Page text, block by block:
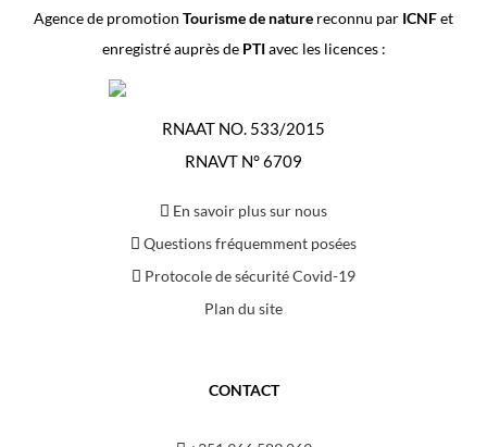
Agence de promotion Tourisme de nature reconnu par ICNFet
enregistré auprès de PTIavec les licences :
RNAAT NO. 533/2015
RNAVT N° 6709
En savoir plus sur nous
Questions fréquemment posées
Protocole de sécurité Covid-19
Plan du site
CONTACT